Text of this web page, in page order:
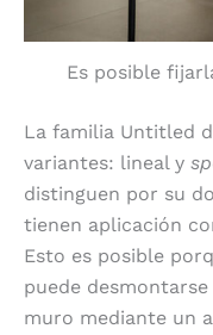
Es posible
La familia Untitled
variantes: lineal y
distinguen por su
tienen aplicación
Esto es posible
puede
muro mediante un